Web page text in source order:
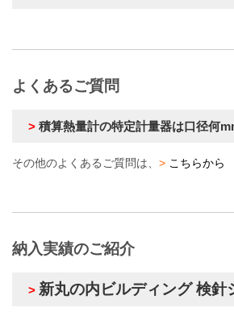
よくあるご質問
> 積算熱量計の特定計量器は口径何
その他のよくあるご質問は、 > こちらから
納入実績のご紹介
> 新丸の内ビルディング 検針